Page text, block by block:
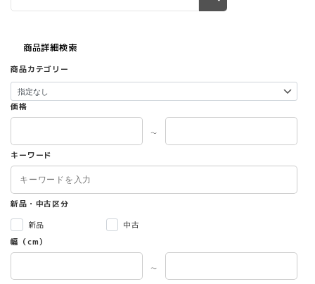
商品詳細検索
商品カテゴリー
価格
～
キーワード
新品・中古区分
新品
中古
幅（cm）
～